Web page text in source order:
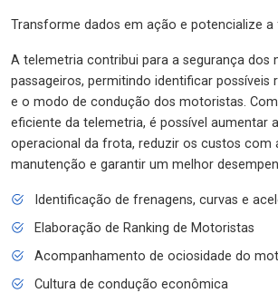
Transforme dados em ação e potencialize a
A telemetria contribui para a segurança dos
passageiros, permitindo identificar possíveis
e o modo de condução dos motoristas.
eficiente da telemetria, é possível aumentar
operacional da frota, reduzir os custos com
manutenção e garantir um melhor
Identificação de frenagens, curvas e
Elaboração de Ranking de Motoristas
Acompanhamento de ociosidade do
Cultura de condução econômica